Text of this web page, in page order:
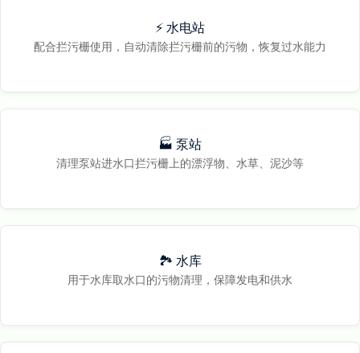
⚡ 水电站
配合拦污栅使用，自动清除拦污栅前的污物，恢复过水能力
🏭 泵站
清理泵站进水口拦污栅上的漂浮物、水草、泥沙等
🏞️ 水库
用于水库取水口的污物清理，保障发电和供水